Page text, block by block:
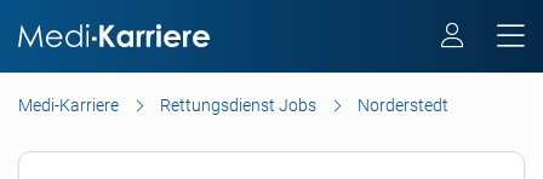
Medi-Karriere Rettungsdienst Jobs Norderstedt